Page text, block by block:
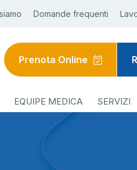
Domande frequenti
Prenota Online
EQUIPE MEDICA SERVIZI